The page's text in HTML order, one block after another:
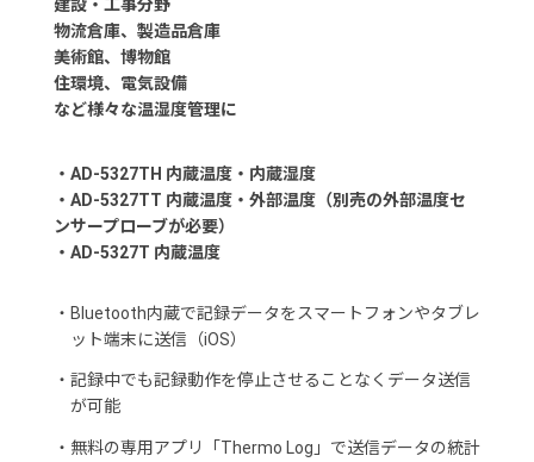
建設・工事分野
物流倉庫、製造品倉庫
美術館、博物館
住環境、電気設備
など様々な温湿度管理に
・AD-5327TH 内蔵温度・内蔵湿度
・AD-5327TT 内蔵温度・外部温度（別売の外部温度セ
ンサープローブが必要）
・AD-5327T 内蔵温度
・ Bluetooth内蔵で記録データをスマートフォンやタブレ
ット端末に送信（iOS）
・ 記録中でも記録動作を停止させることなくデータ送信
が可能
・ 無料の専用アプリ「Thermo Log」で送信データの統計